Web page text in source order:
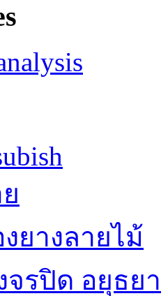
งยางลายไม้
จรปิด อยุธยา